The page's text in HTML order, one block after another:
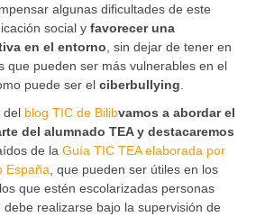
algunas dificultades de este
social y favorecer una
en el entorno , sin dejar de tener en
que pueden ser más vulnerables en el
puede ser el ciberbullying
del blog TIC de Bilibvamos a abordar el
del alumnado TEA y destacaremos
de la Guía TIC TEA elaborada por
España , que pueden ser útiles en los
que estén escolarizadas personas
realizarse bajo la supervisión de